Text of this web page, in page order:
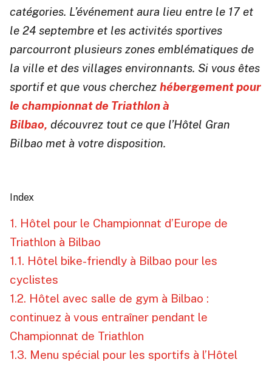
catégories. L’événement aura lieu entre le 17 et
le 24 septembre et les activités sportives
parcourront plusieurs zones emblématiques de
la ville et des villages environnants. Si vous êtes
sportif et que vous cherchez hébergement pour
le championnat de Triathlon à
Bilbao, découvrez tout ce que l’Hôtel Gran
Bilbao met à votre disposition.
Index
1. Hôtel pour le Championnat d’Europe de
Triathlon à Bilbao
1.1. Hôtel bike-friendly à Bilbao pour les
cyclistes
1.2. Hôtel avec salle de gym à Bilbao :
continuez à vous entraîner pendant le
Championnat de Triathlon
1.3. Menu spécial pour les sportifs à l’Hôtel